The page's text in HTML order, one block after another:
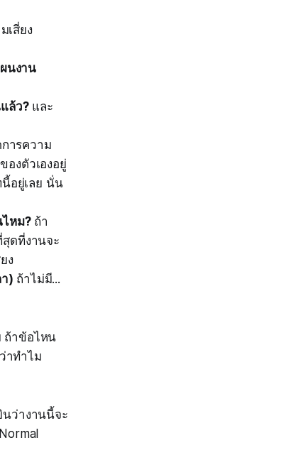
เสี่ยง
นงาน
ล้ว?และ
ารความ
องตัวเองอยู่
อยู่เลย นั่น
หม?ถ้า
ดที่งานจะ
ง
) ถ้าไม่มี...
ถ้าข้อไหน
าทำไม
นว่างานนี้จะ